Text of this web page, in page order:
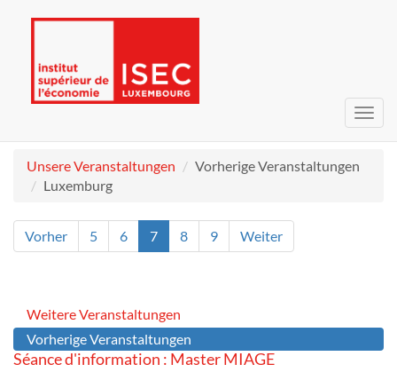
Unsere Veranstaltungen
Vorherige Veranstaltungen
Luxemburg
Vorher 5 6 7 8 9 Weiter
Weitere Veranstaltungen
Vorherige Veranstaltungen
Séance d'information : Master MIAGE